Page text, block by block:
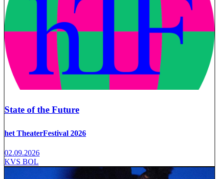
State of the Future
het TheaterFestival 2026
02.09.2026
KVS BOL